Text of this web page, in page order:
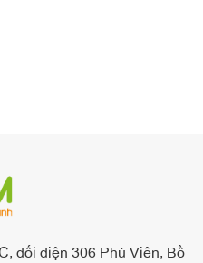
đối diện 306 Phú Viên, Bồ